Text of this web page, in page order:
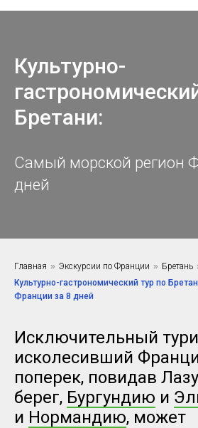
Культурно-
Бретани:
Самый морской регион
дней
Главная » Экскурсии по Франции » Бретань
Культурно-гастрономический тур по
Франции за 8 дней
Исключительный
исколесивший
поперек, повидав
берег, Бургундию и
и Нормандию, может